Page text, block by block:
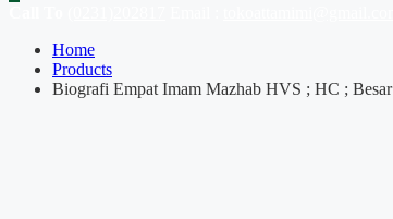
Home
Products
Biografi Empat Imam Mazhab HVS ; HC ; Besar